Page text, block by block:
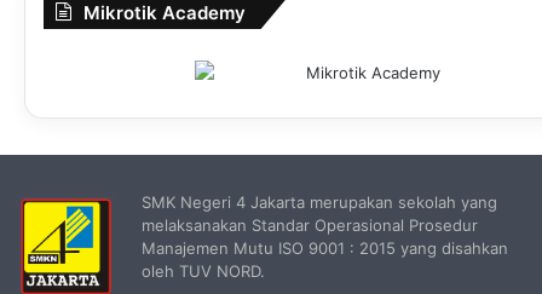
Mikrotik Academy
SMK Negeri 4 Jakarta merupakan sekolah yang
melaksanakan Standar Operasional Prosedur
Manajemen Mutu ISO 9001 : 2015 yang disahkan
oleh TUV NORD.